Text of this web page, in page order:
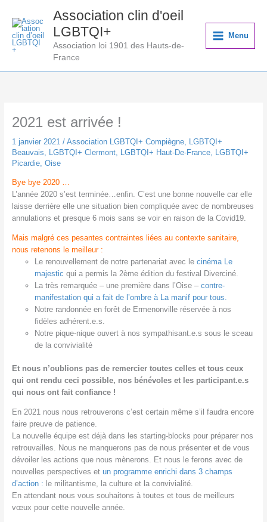
contenu
Association clin d'oeil
LGBTQI+
Association loi 1901 des Hauts-de-
France
Menu
2021 est arrivée !
1 janvier 2021 / Association LGBTQI+ Compiègne, LGBTQI+
Beauvais
LGBTQI+ Clermont, LGBTQI+ Haut-De-France, LGBTQI+
Picardie, Oise
Bye bye 2020 …
L’année 2020 s’est terminée…enfin. C’est une bonne nouvelle car elle
laisse derrière elle une situation bien compliquée avec de nombreuses
annulations et presque 6 mois sans se voir en raison de la Covid19.
Mais malgré ces pesantes contraintes liées au contexte sanitaire,
nous retenons le meilleur :
Le renouvellement de notre partenariat avec le cinéma Le
majestic qui a permis la 2ème édition du festival Diverciné.
La très remarquée – une première dans l’Oise –contre-
manifestation qui a fait de l’ombre à La manif pour tous.
Notre randonnée en forêt de Ermenonville réservée à nos
fidèles adhérent.e.s.
Notre pique-nique ouvert à nos sympathisant.e.s sous le sceau
de la convivialité
Et nous n’oublions pas de remercier toutes celles et tous ceux
qui ont rendu ceci possible, nos bénévoles et les participant.e.s
qui nous ont fait confiance !
En 2021 nous nous retrouverons c’est certain même s’il faudra encore
faire preuve de patience.
La nouvelle équipe est déjà dans les starting-blocks pour préparer nos
retrouvailles. Nous ne manquerons pas de nous présenter et de vous
dévoiler les actions que nous mènerons. Et nous le ferons avec de
nouvelles perspectives et un programme enrichi dans 3 champs
d’action : le militantisme, la culture et la convivialité.
En attendant nous vous souhaitons à toutes et tous de meilleurs
vœux pour cette nouvelle année.